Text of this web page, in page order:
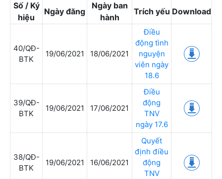
Số / Ký
hiệu
Ngày đăng
Ngày ban
hành
Trích yếu Download
40/QĐ-
BTK
19/06/2021 18/06/2021
Điều
động tình
nguyện
viên ngày
18.6
39/QĐ-
BTK
19/06/2021 17/06/2021
Điều
động
TNV
ngày 17.6
38/QĐ-
BTK
19/06/2021 16/06/2021
Quyết
định điều
động
TNV